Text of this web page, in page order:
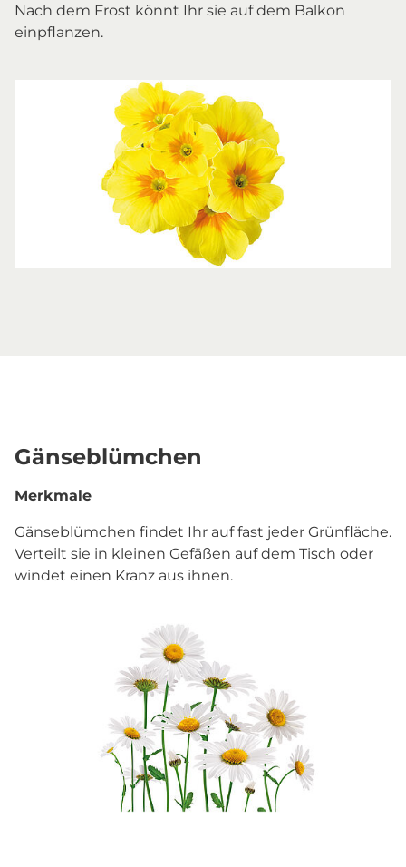
Nach dem Frost könnt Ihr sie auf dem Balkon
einpflanzen.
Gänseblümchen
Merkmale
Gänseblümchen findet Ihr auf fast jeder Grünfläche.
Verteilt sie in kleinen Gefäßen auf dem Tisch oder
windet einen Kranz aus ihnen.